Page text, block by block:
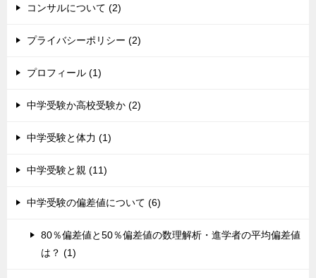
コンサルについて (2)
プライバシーポリシー (2)
プロフィール (1)
中学受験か高校受験か (2)
中学受験と体力 (1)
中学受験と親 (11)
中学受験の偏差値について (6)
80％偏差値と50％偏差値の数理解析・進学者の平均偏差値
は？ (1)